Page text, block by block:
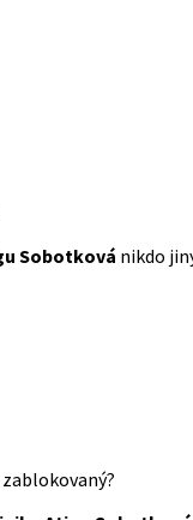
Sobotková nikdo
zablokovaný?